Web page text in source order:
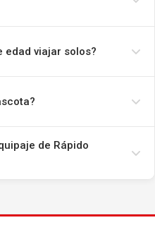
edad viajar solos?
de Rápido